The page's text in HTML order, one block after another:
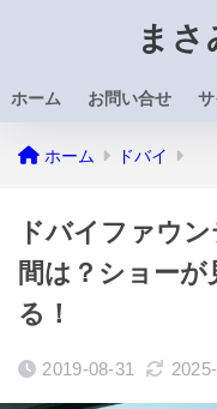
ま
ホーム お問い合せ
ホーム ドバイ
ドバイファウ
間は？ショー
る！
2019-08-31